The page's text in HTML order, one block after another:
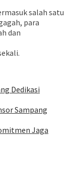
salah satu
para
dan
Dedikasi
Sampang
Jaga